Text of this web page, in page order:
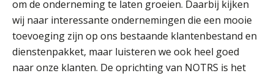
om de onderneming te laten groeien. Daarbij kijken
wij naar interessante ondernemingen die een mooie
toevoeging zijn op ons bestaande klantenbestand en
dienstenpakket, maar luisteren we ook heel goed
naar onze klanten. De oprichting van NOTRS is het
Werven op klik is willekeurig. Zo
verminder je verloop structureel.
Buy & build: urenregistratie als
verborgen EBITDA-hefboom